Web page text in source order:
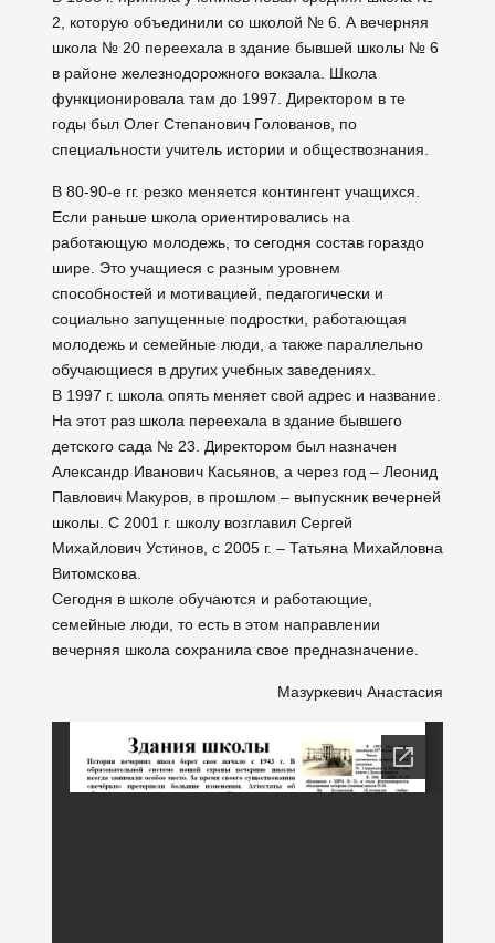
2, которую объединили со школой № 6. А вечерняя
школа № 20 переехала в здание бывшей школы № 6
в районе железнодорожного вокзала. Школа
функционировала там до 1997. Директором в те
годы был Олег Степанович Голованов, по
специальности учитель истории и обществознания.
В 80-90-е гг. резко меняется контингент учащихся.
Если раньше школа ориентировались на
работающую молодежь, то сегодня состав гораздо
шире. Это учащиеся с разным уровнем
способностей и мотивацией, педагогически и
социально запущенные подростки, работающая
молодежь и семейные люди, а также параллельно
обучающиеся в других учебных заведениях.
В 1997 г. школа опять меняет свой адрес и название.
На этот раз школа переехала в здание бывшего
детского сада № 23. Директором был назначен
Александр Иванович Касьянов, а через год – Леонид
Павлович Макуров, в прошлом – выпускник вечерней
школы. С 2001 г. школу возглавил Сергей
Михайлович Устинов, с 2005 г. – Татьяна Михайловна
Витомскова.
Сегодня в школе обучаются и работающие,
семейные люди, то есть в этом направлении
вечерняя школа сохранила свое предназначение.
Мазуркевич Анастасия